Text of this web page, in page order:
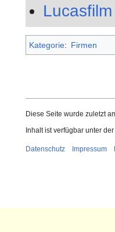
Lucasfilm
Kategorie: Firmen
Diese Seite wurde zuletzt
Inhalt ist verfügbar unter der
Datenschutz Impressum